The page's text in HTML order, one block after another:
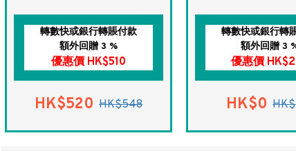
轉數快或銀行轉賬付款
額外回贈 3 %
優惠價 HK$510
HK$520 HK$548
轉數快或銀行轉
額外回贈 3
優惠價
HK$0